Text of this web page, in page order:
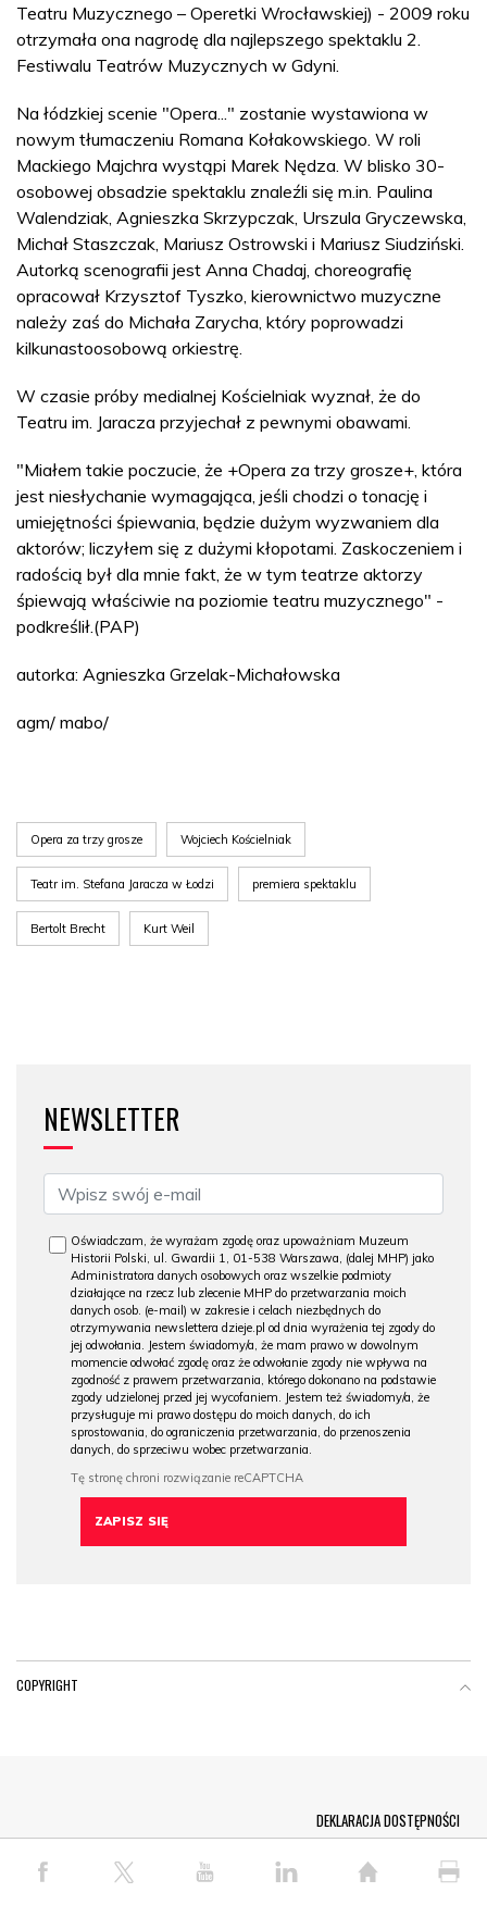
Teatru Muzycznego – Operetki Wrocławskiej) - 2009 roku
otrzymała ona nagrodę dla najlepszego spektaklu 2.
Festiwalu Teatrów Muzycznych w Gdyni.
Na łódzkiej scenie "Opera..." zostanie wystawiona w
nowym tłumaczeniu Romana Kołakowskiego. W roli
Mackiego Majchra wystąpi Marek Nędza. W blisko 30-
osobowej obsadzie spektaklu znaleźli się m.in. Paulina
Walendziak, Agnieszka Skrzypczak, Urszula Gryczewska,
Michał Staszczak, Mariusz Ostrowski i Mariusz Siudziński.
Autorką scenografii jest Anna Chadaj, choreografię
opracował Krzysztof Tyszko, kierownictwo muzyczne
należy zaś do Michała Zarycha, który poprowadzi
kilkunastoosobową orkiestrę.
W czasie próby medialnej Kościelniak wyznał, że do
Teatru im. Jaracza przyjechał z pewnymi obawami.
"Miałem takie poczucie, że +Opera za trzy grosze+, która
jest niesłychanie wymagająca, jeśli chodzi o tonację i
umiejętności śpiewania, będzie dużym wyzwaniem dla
aktorów; liczyłem się z dużymi kłopotami. Zaskoczeniem i
radością był dla mnie fakt, że w tym teatrze aktorzy
śpiewają właściwie na poziomie teatru muzycznego" -
podkreślił.(PAP)
autorka: Agnieszka Grzelak-Michałowska
agm/ mabo/
Opera za trzy grosze Wojciech Kościelniak
Teatr im. Stefana Jaracza w Łodzi premiera spektaklu
Bertolt Brecht Kurt Weil
NEWSLETTER
Oświadczam, że wyrażam zgodę oraz upoważniam Muzeum
Historii Polski, ul. Gwardii 1, 01-538 Warszawa, (dalej MHP) jako
Administratora danych osobowych oraz wszelkie podmioty
działające na rzecz lub zlecenie MHP do przetwarzania moich
danych osob. (e-mail) w zakresie i celach niezbędnych do
otrzymywania newslettera dzieje.pl od dnia wyrażenia tej zgody do
jej odwołania. Jestem świadomy/a, że mam prawo w dowolnym
momencie odwołać zgodę oraz że odwołanie zgody nie wpływa na
zgodność z prawem przetwarzania, którego dokonano na podstawie
zgody udzielonej przed jej wycofaniem. Jestem też świadomy/a, że
przysługuje mi prawo dostępu do moich danych, do ich
sprostowania, do ograniczenia przetwarzania, do przenoszenia
danych, do sprzeciwu wobec przetwarzania.
COPYRIGHT
© COPYRIGHT PAP 2026
DEKLARACJA DOSTĘPNOŚCI